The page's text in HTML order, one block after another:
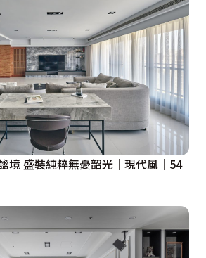
境 盛裝純粹無憂韶光│現代風│54